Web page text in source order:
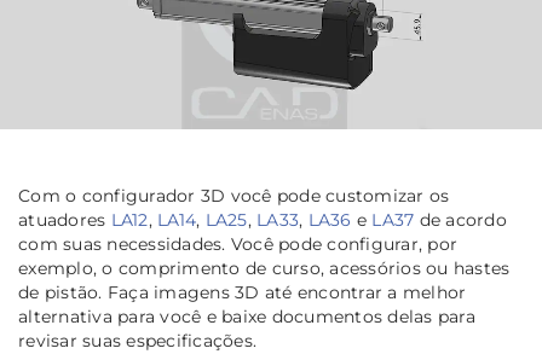
Com o configurador 3D você pode customizar os
atuadores LA12, LA14, LA25, LA33, LA36 e LA37 de acordo
com suas necessidades. Você pode configurar, por
exemplo, o comprimento de curso, acessórios ou hastes
de pistão. Faça imagens 3D até encontrar a melhor
alternativa para você e baixe documentos delas para
revisar suas especificações.